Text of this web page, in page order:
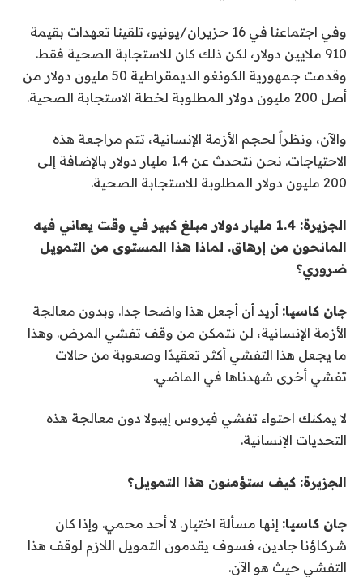
وفي اجتماعنا في 16 حزيران/يونيو، تلقينا تعهدات بقيمة
910 ملايين دولار، لكن ذلك كان للاستجابة الصحية فقط.
وقدمت جمهورية الكونغو الديمقراطية 50 مليون دولار من
أصل 200 مليون دولار المطلوبة لخطة الاستجابة الصحية.
والآن، ونظراً لحجم الأزمة الإنسانية، تتم مراجعة هذه
الاحتياجات. نحن نتحدث عن 1.4 مليار دولار بالإضافة إلى
200 مليون دولار المطلوبة للاستجابة الصحية.
الجزيرة: 1.4 مليار دولار مبلغ كبير في وقت يعاني فيه
المانحون من إرهاق. لماذا هذا المستوى من التمويل
ضروري؟
جان كاسيا: أريد أن أجعل هذا واضحا جدا. وبدون معالجة
الأزمة الإنسانية، لن نتمكن من وقف تفشي المرض. وهذا
ما يجعل هذا التفشي أكثر تعقيدًا وصعوبة من حالات
تفشي أخرى شهدناها في الماضي.
لا يمكنك احتواء تفشي فيروس إيبولا دون معالجة هذه
التحديات الإنسانية.
الجزيرة: كيف ستؤمنون هذا التمويل؟
جان كاسيا: إنها مسألة اختيار. لا أحد محمي. وإذا كان
شركاؤنا جادين، فسوف يقدمون التمويل اللازم لوقف هذا
التفشي حيث هو الآن.